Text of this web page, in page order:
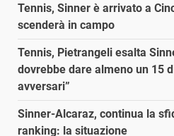
Tennis, Sinner è arrivato a
scenderà in campo
Tennis, Pietrangeli esalta
dovrebbe dare almeno un 15
avversari”
Sinner-Alcaraz, continua la
ranking: la situazione